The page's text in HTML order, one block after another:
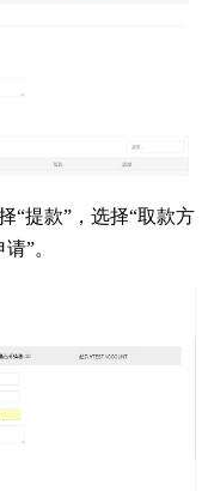
“提款”，选择“取款方
”。